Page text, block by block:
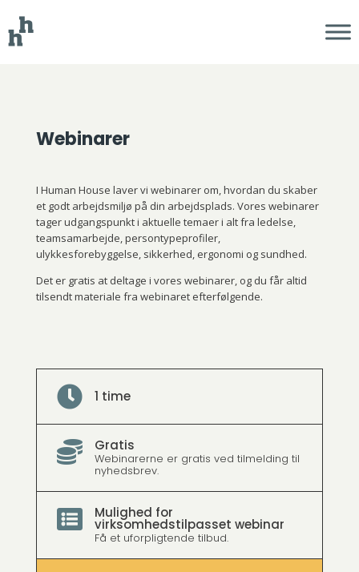
Webinarer
I Human House laver vi webinarer om, hvordan du skaber
et godt arbejdsmiljø på din arbejdsplads. Vores webinarer
tager udgangspunkt i aktuelle temaer i alt fra ledelse,
teamsamarbejde, persontypeprofiler,
ulykkesforebyggelse, sikkerhed, ergonomi og sundhed.
Det er gratis at deltage i vores webinarer, og du får altid
tilsendt materiale fra webinaret efterfølgende.
 1 time
 Gratis
Webinarerne er gratis ved tilmelding til
nyhedsbrev.
 Mulighed for
virksomhedstilpasset webinar
Få et uforpligtende tilbud.